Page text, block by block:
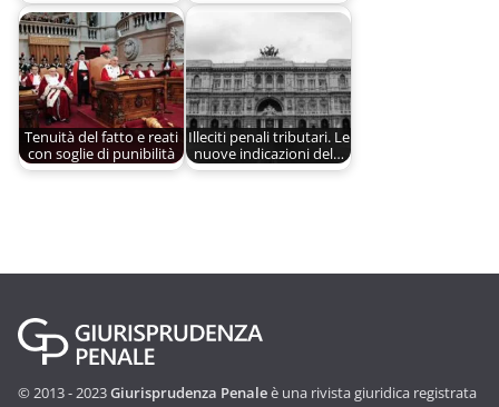
Tenuità del fatto e reati
con soglie di punibilità
Illeciti penali tributari. Le
nuove indicazioni del…
© 2013 - 2023Giurisprudenza Penaleè una rivista giuridica registrata